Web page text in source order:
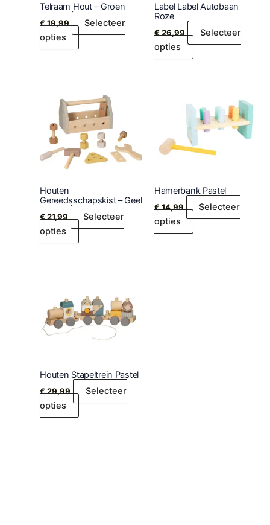
Telraam Hout – Groen
€19,99
Selecteer
opties
Label Label Autobaan
Roze
€26,99
Selecteer
opties
Houten
Gereedsschapskist – Geel
€21,99
Selecteer
opties
Hamerbank Pastel
€14,99
Selecteer
opties
Houten Stapeltrein Pastel
€29,99
Selecteer
opties